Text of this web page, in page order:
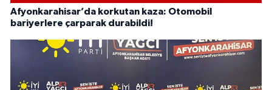
Afyonkarahisar’da korkutan kaza: Otomobil
bariyerlere çarparak durabildi!